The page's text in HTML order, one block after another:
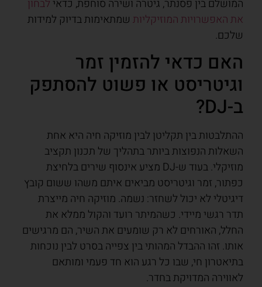
המושלם בין פסנתר, גיטרה ושירה סוחפת, כדאי לבחון
את האפשרויות המוזיקליות שמתאימות בדיוק למידות
שלכם.
האם כדאי להזמין זמר
וגיטריסט או פשוט להסתפק
ב-DJ?
ההתלבטות בין תקליטן לבין מוזיקה חיה היא אחת
השאלות הנפוצות ביותר בתהליך של תכנון תקציב
מוזיקלי. בעוד ש-DJ מציע אינסוף שירים בלחיצת
כפתור, זמר וגיטריסט מביאים איתם משהו ששום קובץ
דיגיטלי לא יכול לשחזר: נשמה. מוזיקה חיה מייצרת
תדר רגשי מיידי. כשהמיתר רועד והקול ממלא את
החלל, האורחים לא רק שומעים את השיר, הם מרגישים
אותו. זהו ההבדל המהותי בין צפייה בסרט לבין נוכחות
בתיאטרון חי, שבו כל רגע הוא חד פעמי ומותאם
לאווירה המדויקת בחדר.